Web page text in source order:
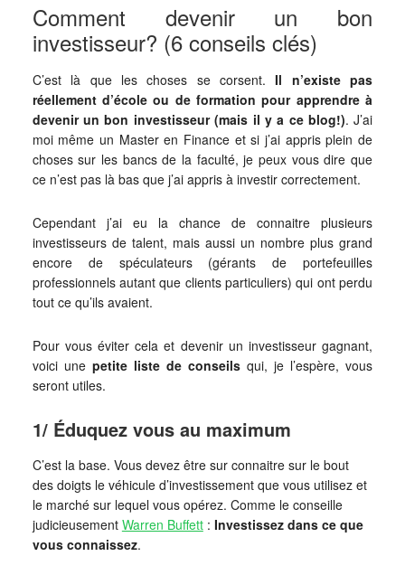
Comment devenir un bon
investisseur? (6 conseils clés)
C’est là que les choses se corsent.Il n’existe pas
réellement d’école ou de formation pour apprendre à
devenir un bon investisseur (mais il y a ce blog!). J’ai
moi même un Master en Finance et si j’ai appris plein de
choses sur les bancs de la faculté, je peux vous dire que
ce n’est pas là bas que j’ai appris à investir correctement.
Cependant j’ai eu la chance de connaitre plusieurs
investisseurs de talent, mais aussi un nombre plus grand
encore de spéculateurs (gérants de portefeuilles
professionnels autant que clients particuliers) qui ont perdu
tout ce qu’ils avaient.
Pour vous éviter cela et devenir un investisseur gagnant,
voici une petite liste de conseils qui, je l’espère, vous
seront utiles.
1/ Éduquez vous au maximum
C’est la base. Vous devez être sur connaitre sur le bout
des doigts le véhicule d’investissement que vous utilisez et
le marché sur lequel vous opérez. Comme le conseille
judicieusement Warren Buffett: Investissez dans ce que
vous connaissez.